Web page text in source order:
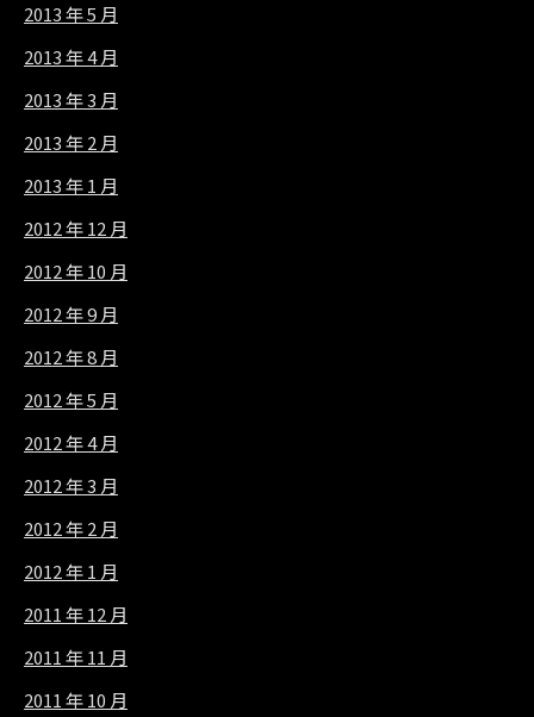
2013 年 5 月
2013 年 4 月
2013 年 3 月
2013 年 2 月
2013 年 1 月
2012 年 12 月
2012 年 10 月
2012 年 9 月
2012 年 8 月
2012 年 5 月
2012 年 4 月
2012 年 3 月
2012 年 2 月
2012 年 1 月
2011 年 12 月
2011 年 11 月
2011 年 10 月